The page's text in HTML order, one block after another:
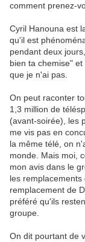
comment prenez-
Cyril Hanouna est
qu'il est
pendant deux
bien ta chemise"
que je n'ai pas.
On peut raconter
1,3 million de
(avant-soirée), les
me vis pas en
la même télé, on
monde. Mais moi,
mon avis dans le
les remplacements
remplacement de
préféré qu'ils
groupe.
On dit pourtant de